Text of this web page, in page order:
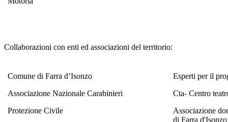
Collaborazioni con enti ed associazioni del territorio:
Comune di Farra d’Isonzo
Associazione Nazionale Carabinieri
Protezione Civile
Esperti per il
Cta- Centro
Associazione
di Farra d'Isonzo